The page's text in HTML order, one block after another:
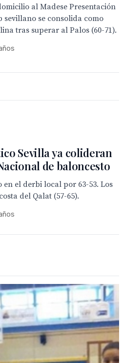
al Madese Presentación
sevillano se consolida como
tras superar al Palos (60-71).
Sevilla ya colideran
de baloncesto
en el derbi local por 63-53. Los
del Qalat (57-65).